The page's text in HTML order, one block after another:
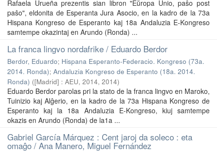
Rafaela Urueña prezentis sian libron "Eŭropa Unio, paŝo post
paŝo", eldonita de Esperanta Jura Asocio, en la kadro de la 73a
Hispana Kongreso de Esperanto kaj 18a Andaluzia E-Kongreso
samtempe okazintaj en Arundo (Ronda) ...
La franca lingvo nordafrike / Eduardo Berdor
Berdor, Eduardo; Hispana Esperanto-Federacio. Kongreso (73a.
2014. Ronda); Andaluzia Kongreso de Esperanto (18a. 2014.
Ronda) ([Madrid] : AEU, 2014, 2014)
Eduardo Berdor parolas pri la stato de la franca lingvo en Maroko,
Tuinizio kaj Alĝerio, en la kadro de la 73a Hispana Kongreso de
Esperanto kaj la 18a Andaluzia E-Kongreso, kiuj samtempe
okazis en Arundo (Ronda) de la1a ...
Gabriel García Márquez : Cent jaroj da soleco : eta
omaĝo / Ana Manero, Miguel Fernández